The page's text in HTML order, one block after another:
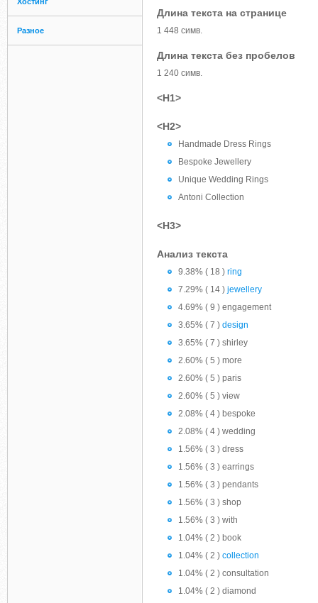
Разное
Длина текста на странице
1 448 симв.
Длина текста без пробелов
1 240 симв.
<H1>
<H2>
Handmade Dress Rings
Bespoke Jewellery
Unique Wedding Rings
Antoni Collection
<H3>
Анализ текста
9.38% ( 18 ) ring
7.29% ( 14 ) jewellery
4.69% ( 9 ) engagement
3.65% ( 7 ) design
3.65% ( 7 ) shirley
2.60% ( 5 ) more
2.60% ( 5 ) paris
2.60% ( 5 ) view
2.08% ( 4 ) bespoke
2.08% ( 4 ) wedding
1.56% ( 3 ) dress
1.56% ( 3 ) earrings
1.56% ( 3 ) pendants
1.56% ( 3 ) shop
1.56% ( 3 ) with
1.04% ( 2 ) book
1.04% ( 2 ) collection
1.04% ( 2 ) consultation
1.04% ( 2 ) diamond